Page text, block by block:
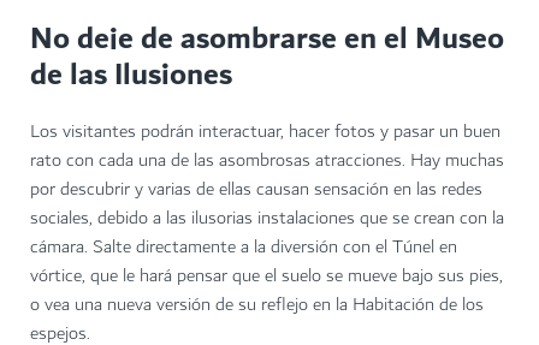
No deje de asombrarse en el Museo
de las Ilusiones
Los visitantes podrán interactuar, hacer fotos y pasar un buen
rato con cada una de las asombrosas atracciones. Hay muchas
por descubrir y varias de ellas causan sensación en las redes
sociales, debido a las ilusorias instalaciones que se crean con la
cámara. Salte directamente a la diversión con el Túnel en
vórtice, que le hará pensar que el suelo se mueve bajo sus pies,
o vea una nueva versión de su reflejo en la Habitación de los
espejos.